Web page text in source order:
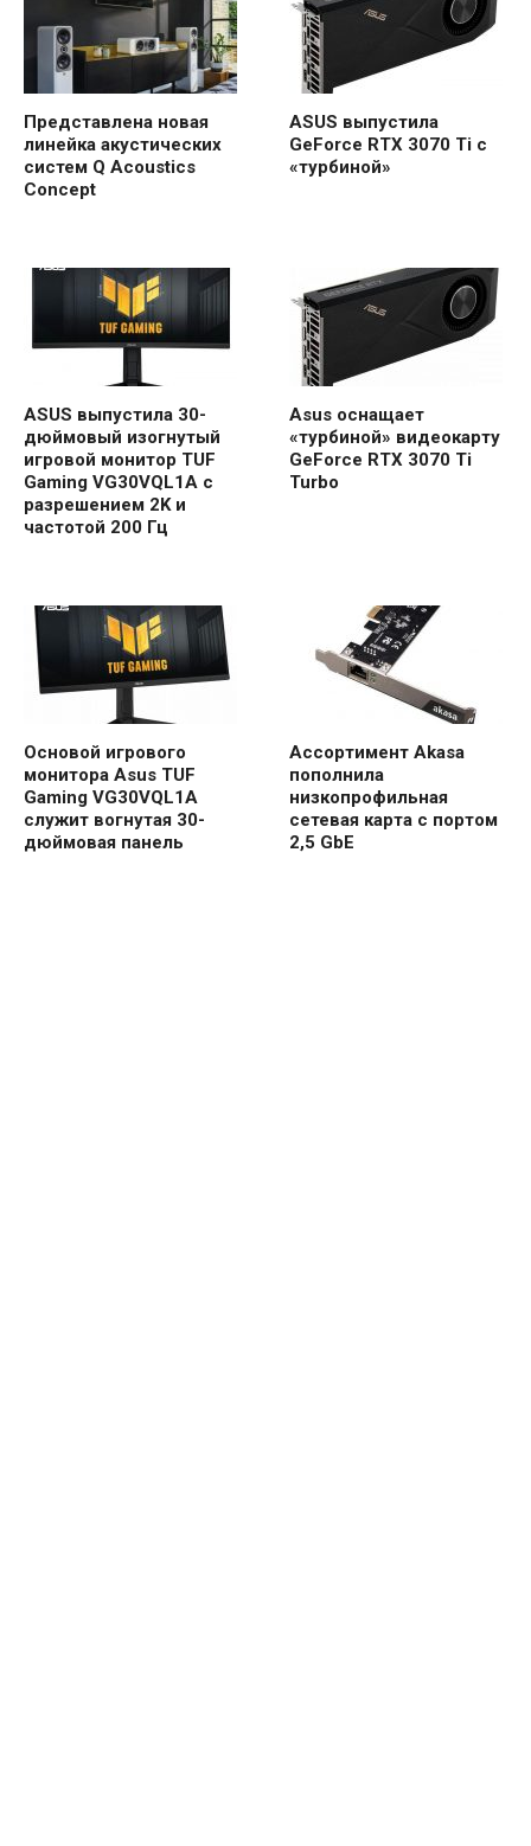
Представлена ​​новая
линейка акустических
систем Q Acoustics
Concept
ASUS выпустила
GeForce RTX 3070 Ti с
«турбиной»
ASUS выпустила 30-
дюймовый изогнутый
игровой монитор TUF
Gaming VG30VQL1A с
разрешением 2K и
частотой 200 Гц
Asus оснащает
«турбиной» видеокарту
GeForce RTX 3070 Ti
Turbo
Основой игрового
монитора Asus TUF
Gaming VG30VQL1A
служит вогнутая 30-
дюймовая панель
Ассортимент Akasa
пополнила
низкопрофильная
сетевая карта с портом
2,5 GbE